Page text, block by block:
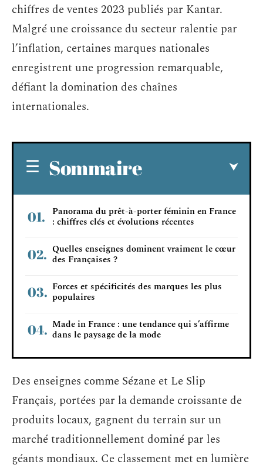
chiffres de ventes 2023 publiés par Kantar.
Malgré une croissance du secteur ralentie par
l’inflation, certaines marques nationales
enregistrent une progression remarquable,
défiant la domination des chaînes
internationales.
Sommaire
Panorama du prêt-à-porter féminin en France
: chiffres clés et évolutions récentes
Quelles enseignes dominent vraiment le cœur
des Françaises ?
Forces et spécificités des marques les plus
populaires
Made in France : une tendance qui s’affirme
dans le paysage de la mode
Des enseignes comme Sézane et Le Slip
Français, portées par la demande croissante de
produits locaux, gagnent du terrain sur un
marché traditionnellement dominé par les
géants mondiaux. Ce classement met en lumière